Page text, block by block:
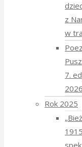
z
w
7.
2026
Rok 2025